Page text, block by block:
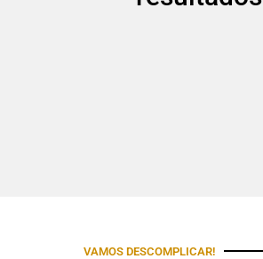
VAMOS DESCOMPLICAR!